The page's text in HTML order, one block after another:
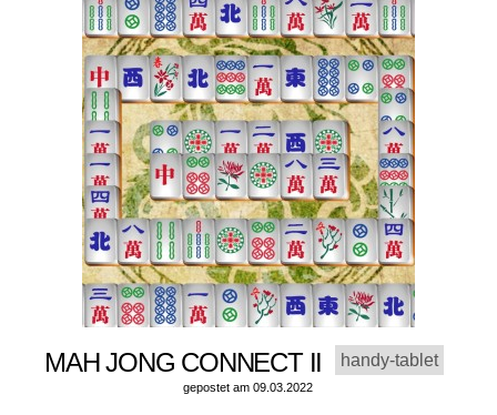
MAH JONG CONNECT II handy-tablet
gepostet am 09.03.2022